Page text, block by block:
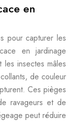
en
pour capturer les
en jardinage
insectes mâles
de couleur
Ces pièges
ravageurs et de
peut réduire